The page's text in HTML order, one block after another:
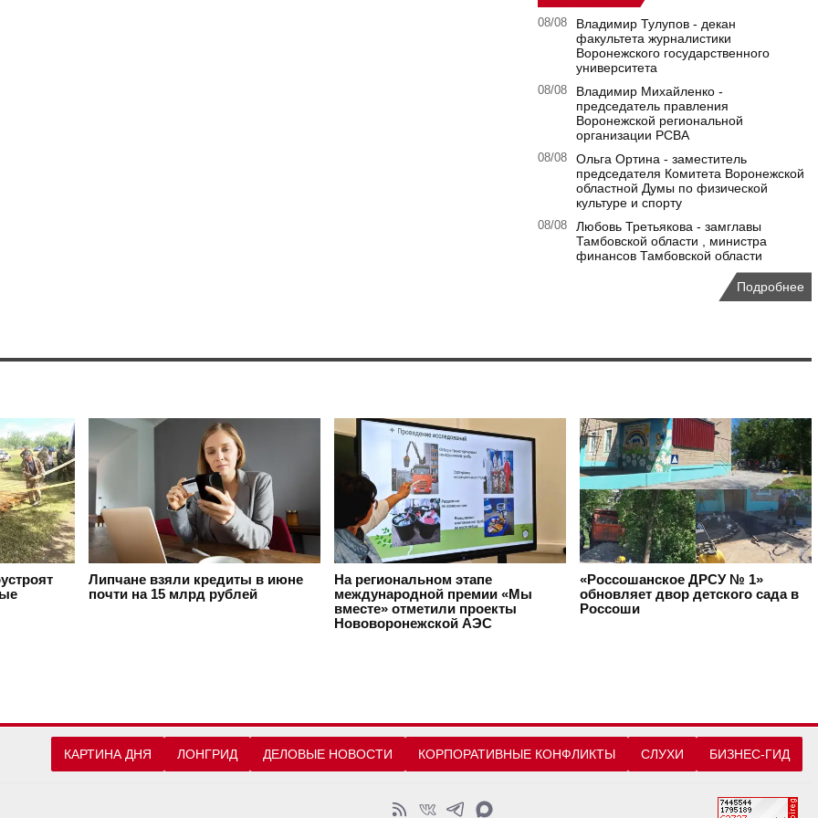
08/08
Владимир Тулупов - декан
факультета журналистики
Воронежского государственного
университета
08/08
Владимир Михайленко -
председатель правления
Воронежской региональной
организации РСВА
08/08
Ольга Ортина - заместитель
председателя Комитета Воронежской
областной Думы по физической
культуре и спорту
08/08
Любовь Третьякова - замглавы
Тамбовской области , министра
финансов Тамбовской области
Подробнее
Липчане взяли кредиты в июне
почти на 15 млрд рублей
На региональном этапе
международной премии «Мы
вместе» отметили проекты
Нововоронежской АЭС
«Россошанское ДРСУ № 1»
обновляет двор детского сада в
Россоши
КАРТИНА ДНЯ ЛОНГРИД ДЕЛОВЫЕ НОВОСТИ КОРПОРАТИВНЫЕ КОНФЛИКТЫ СЛУХИ БИЗНЕС-ГИД